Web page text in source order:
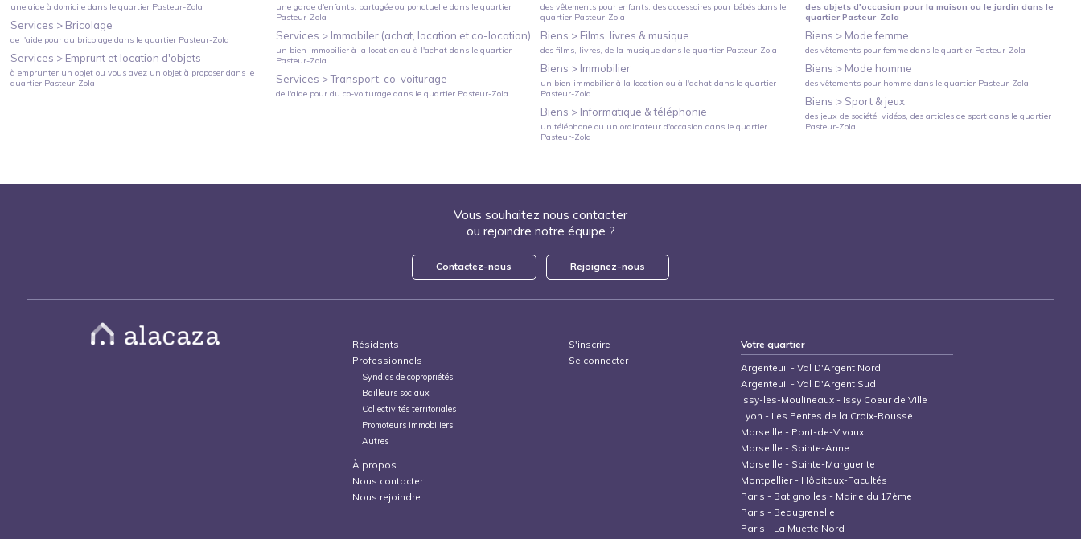
une aide à domicile dans le quartier Pasteur-Zola
Services > Bricolage
de l'aide pour du bricolage dans le quartier Pasteur-Zola
Services > Emprunt et location d'objets
à emprunter un objet ou vous avez un objet à proposer dans le
quartier Pasteur-Zola
une garde d'enfants, partagée ou ponctuelledans le quartier
Pasteur-Zola
Services > Immobiler (achat, location et co-location)
un bien immobilier à la location ou à l'achatdans le quartier
Pasteur-Zola
Services >Transport, co-voiturage
de l'aide pour du co-voituragedans le quartier Pasteur-Zola
des vêtements pour enfants, des accessoires pour bébésdans le
quartier Pasteur-Zola
Biens > Films, livres & musique
des films, livres, de la musiquedans le quartier Pasteur-Zola
Biens > Immobilier
un bien immobilier à la location ou à l'achatdans le quartier
Pasteur-Zola
Biens > Informatique & téléphonie
un téléphone ou un ordinateur d'occasion dans le quartier
Pasteur-Zola
des objets d'occasion pour la maison ou le jardin dans le
quartierPasteur-Zola
Biens > Mode femme
des vêtements pour femme dans le quartier Pasteur-Zola
Biens > Mode homme
des vêtements pour homme dans le quartier Pasteur-Zola
Biens > Sport & jeux
des jeux de société, vidéos, des articles de sport dans le quartier
Pasteur-Zola
Vous souhaitez nous contacter
ou rejoindre notre équipe ?
Contactez-nous Rejoignez-nous
Résidents
Professionnels
Syndics de copropriétés
Bailleurs sociaux
Collectivités territoriales
Promoteurs immobiliers
Autres
À propos
Nous contacter
Nous rejoindre
S'inscrire
Se connecter
Votre quartier
Argenteuil -Val D'Argent Nord
Argenteuil -Val D'Argent Sud
Issy-les-Moulineaux - Issy Coeur de Ville
Lyon - Les Pentes de la Croix-Rousse
Marseille - Pont-de-Vivaux
Marseille - Sainte-Anne
Marseille - Sainte-Marguerite
Montpellier- Hôpitaux-Facultés
Paris - Batignolles - Mairie du 17ème
Paris - Beaugrenelle
Paris - La Muette Nord